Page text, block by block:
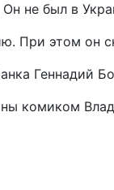
не был в
этом он
Геннадий
комиком